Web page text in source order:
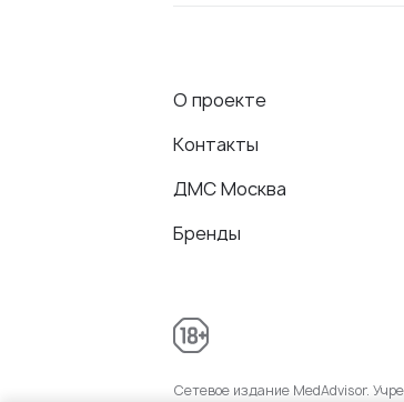
О проекте
Контакты
ДМС Москва
Бренды
Сетевое издание MedAdvisor.